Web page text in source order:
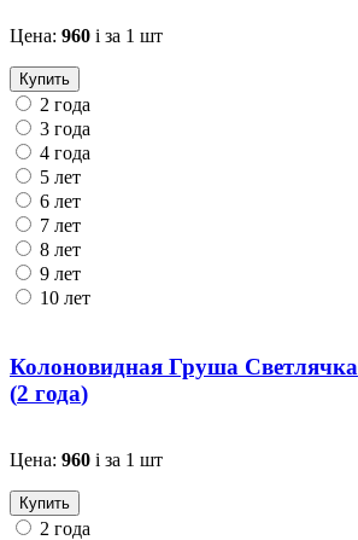
Цена: 960 i за 1 шт
Купить
2 года
3 года
4 года
5 лет
6 лет
7 лет
8 лет
9 лет
10 лет
Колоновидная Груша Светлячка
(2 года)
Цена: 960 i за 1 шт
Купить
2 года